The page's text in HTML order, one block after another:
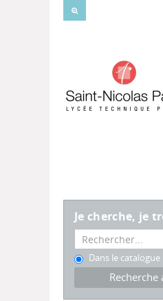
Je cherche, je
Dans le catalogue
Recherche